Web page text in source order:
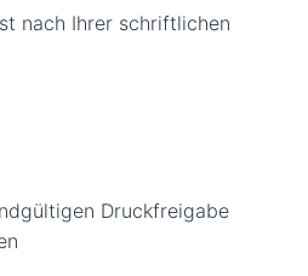
nach Ihrer schriftlichen
Druckfreigabe